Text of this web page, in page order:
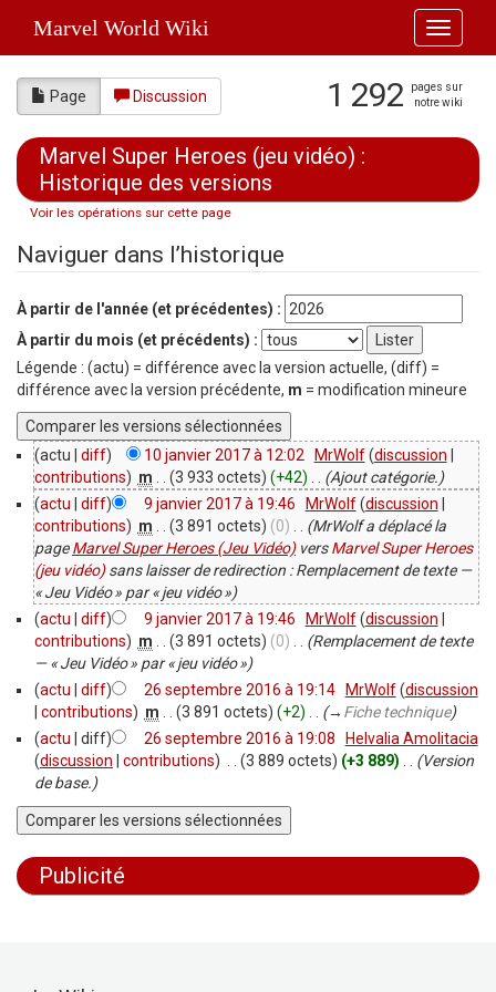
Toggle
Marvel World Wiki
Page Discussion 1 292
pages sur
notre wiki
Marvel Super Heroes (jeu vidéo) :
Historique des versions
Voir les opérations sur cette page
Naviguer dans l’historique
À partir de l'année (et précédentes) :
À partir du mois (et précédents) :
Légende : (actu) = différence avec la version actuelle, (diff) =
différence avec la version précédente, m = modification mineure
(actu | diff) 10 janvier 2017 à 12:02 MrWolf (discussion
contributions) m . . (3 933 octets) (+42) . . (Ajout catégorie.)
(actu diff) 9 janvier 2017 à 19:46 MrWolf (discussion
contributions) m . . (3 891 octets) (0) . . (MrWolf a déplacé la
pageMarvel Super Heroes (Jeu Vidéo)versMarvel Super Heroes
(jeu vidéo)sans laisser de redirection : Remplacement de texte —
« Jeu Vidéo » par « jeu vidéo »)
(actu diff) 9 janvier 2017 à 19:46 MrWolf (discussion
contributions) m . . (3 891 octets) (0) . . (Remplacement de texte
— « Jeu Vidéo » par « jeu vidéo »)
(actu diff) 26 septembre 2016 à 19:14 MrWolf (discussion
contributions) m . . (3 891 octets) (+2) . . (→ Fiche technique)
(actu | diff) 26 septembre 2016 à 19:08
Helvalia Amolitacia
(discussion contributions) . . (3 889 octets) (+3 889) . . (Version
de base.)
Publicité